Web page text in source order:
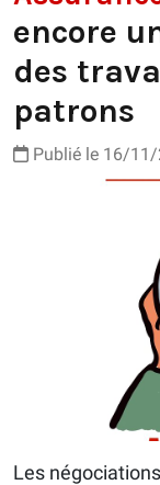
encore
des
patrons
Publié le 16/
Les